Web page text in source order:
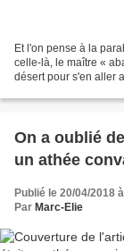
Et l'on pense à la
celle-là, le maître «
désert pour s'en aller
On a oublié
un athée
Publié le 20/04/2018
Par Marc-Elie